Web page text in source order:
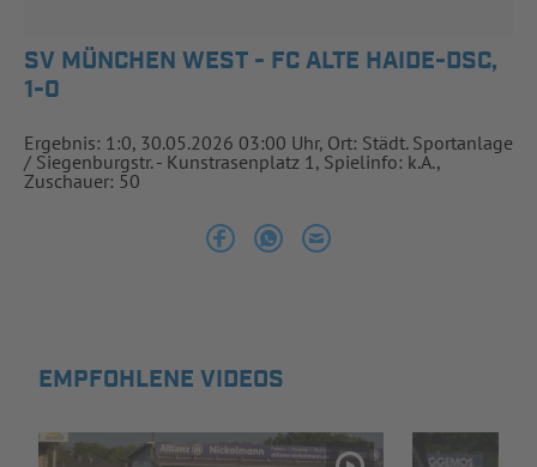
AUSBILDUNG & FÖRDERUNG
SV MÜNCHEN WEST - FC ALTE HAIDE-DSC,
1-0
Ergebnis: 1:0, 30.05.2026 03:00 Uhr, Ort: Städt. Sportanlage
/ Siegenburgstr. - Kunstrasenplatz 1, Spielinfo: k.A.,
Zuschauer: 50
EMPFOHLENE VIDEOS